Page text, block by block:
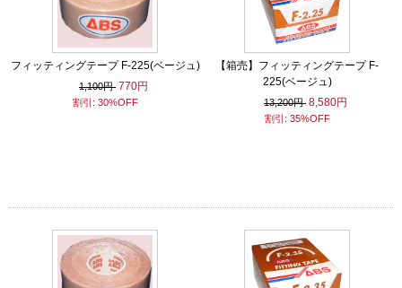
フィッティングテープ F-225(ベージュ)
1,100円 770円
割引: 30%OFF
【箱売】フィッティングテープ F-
225(ベージュ)
13,200円 8,580円
割引: 35%OFF